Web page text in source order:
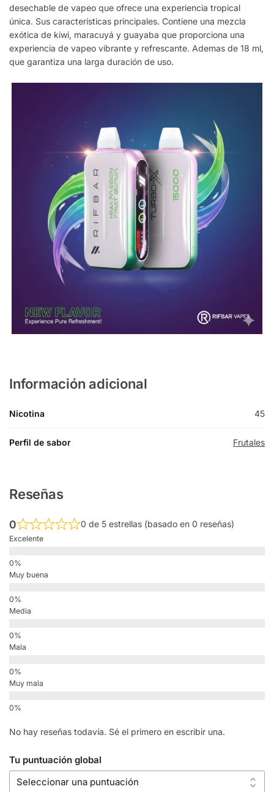
desechable de vapeo que ofrece una experiencia tropical
única. Sus características principales. Contiene una mezcla
exótica de kiwi, maracuyá y guayaba que proporciona una
experiencia de vapeo vibrante y refrescante. Ademas de 18 ml,
que garantiza una larga duración de uso.
Información adicional
Nicotina 45
Perfil de sabor Frutales
Reseñas
0 0 de 5 estrellas (basado en 0 reseñas)
Excelente
Muy buena
Media
Mala
Muy mala
No hay reseñas todavía. Sé el primero en escribir una.
Tu puntuación global